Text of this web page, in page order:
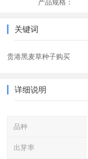
产品规格：
关键词
贵港黑麦草种子购买
详细说明
品种
出芽率